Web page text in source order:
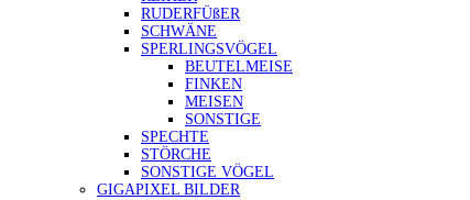
RUDERFÜßER
SCHWÄNE
SPERLINGSVÖGEL
BEUTELMEISE
FINKEN
MEISEN
SONSTIGE
SPECHTE
STÖRCHE
SONSTIGE VÖGEL
GIGAPIXEL BILDER